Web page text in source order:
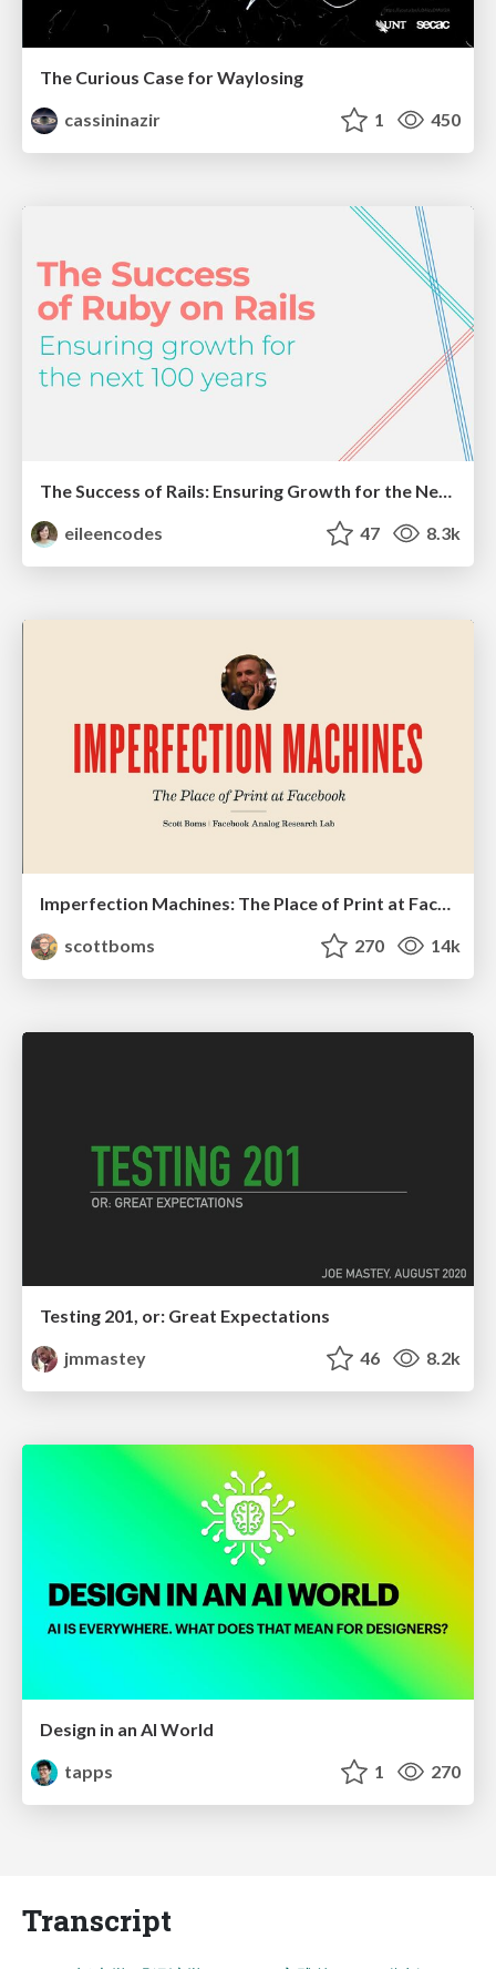
The Curious Case for Waylosing
cassininazir
1 450
eileencodes
47 8.3k
Imperfection Machines: The Place of Print at Facebook
scottboms
270 14k
Testing 201, or: Great Expectations
jmmastey
46 8.2k
Design in an AI World
tapps
1 270
Transcript